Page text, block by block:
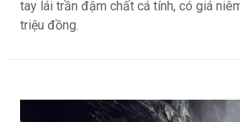
tay lái trần đậm chất cá tính, có giá
triệu đồng.